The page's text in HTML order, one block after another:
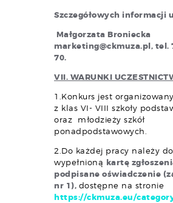
Szczegółowych informacji
Małgorzata Broniecka
marketing@ckmuza.pl, tel.
70.
VII. WARUNKI
1.Konkurs jest
z klas VI- VIII szkoły
oraz młodzieży szkół
ponadpodstawowych.
2.Do każdej pracy należy
wypełnioną kartę
podpisane oświadczenie
nr 1), dostępne na stronie
https://ckmuza.eu/